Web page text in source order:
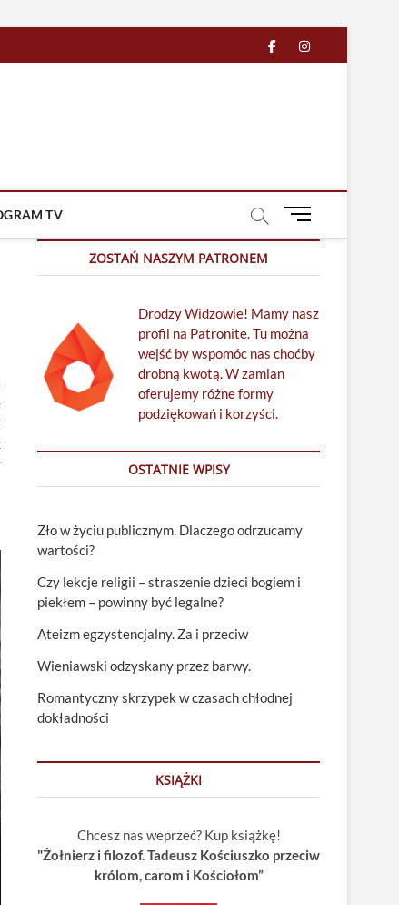
facebook
in
TV
M
u
u
t
t
ZOSTAŃ NASZYM PATRONEM
Drodzy Widzowie! Mamy nasz
profil na Patronite. Tu można
wejść by wspomóc nas choćby
drobną kwotą. W zamian
oferujemy różne formy
podziękowań i korzyści.
OSTATNIE WPISY
Zło w życiu publicznym. Dlaczego odrzucamy
wartości?
Czy lekcje religii – straszenie dzieci bogiem i
piekłem – powinny być legalne?
Ateizm egzystencjalny. Za i przeciw
Wieniawski odzyskany przez barwy.
Romantyczny skrzypek w czasach chłodnej
dokładności
KSIĄŻKI
Chcesz nas weprzeć? Kup książkę!
"Żołnierz i filozof. Tadeusz Kościuszko przeciw
królom, carom i Kościołom”